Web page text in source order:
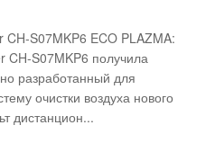
S07MKP6 ECO PLAZMA:
CH-S07MKP6 получила
разработанный для
очистки воздуха нового
дистанцион...